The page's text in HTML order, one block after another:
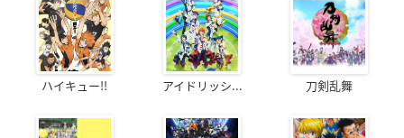
ハイキュー!! アイドリッシ... 刀剣乱舞